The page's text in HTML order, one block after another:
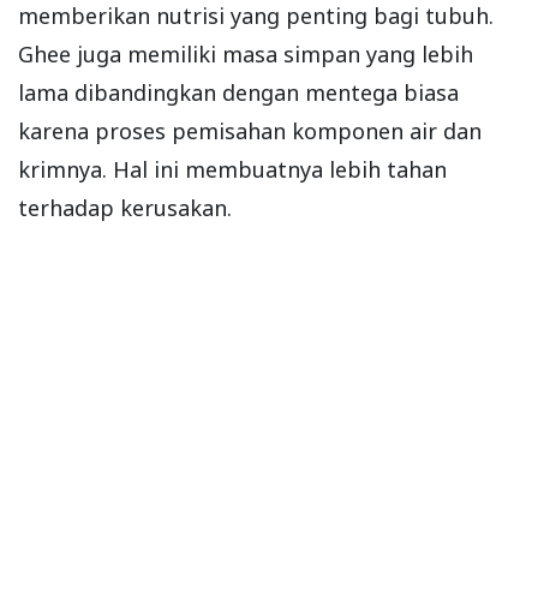
memberikan nutrisi yang penting bagi tubuh.
Ghee juga memiliki masa simpan yang lebih
lama dibandingkan dengan mentega biasa
karena proses pemisahan komponen air dan
krimnya. Hal ini membuatnya lebih tahan
terhadap kerusakan.